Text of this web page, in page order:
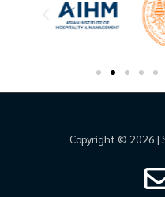
Copyright © 2026 |